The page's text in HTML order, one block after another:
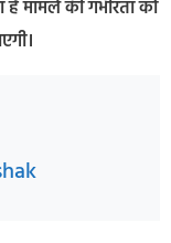
है मामले की गंभीरता को